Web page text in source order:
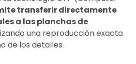
transferir directamente
a las planchas de
una reproducción exacta
de los detalles.